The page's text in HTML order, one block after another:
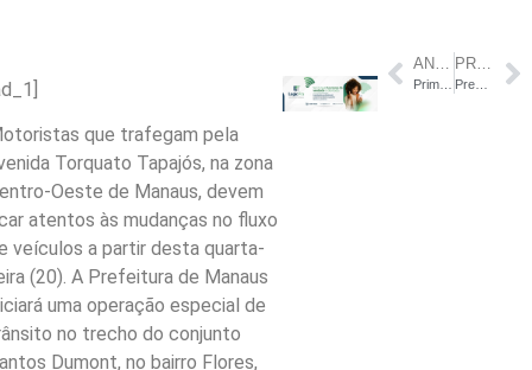
que trafegam pela
Torquato Tapajós, na zona
Oeste de Manaus, devem
atentos às mudanças no fluxo
veículos a partir desta quarta-
(20). A Prefeitura de Manaus
uma operação especial de
no trecho do conjunto
Dumont, no bairro Flores,
ANTERIOR PRÓXIMO